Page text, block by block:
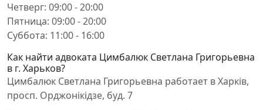
Четверг: 09:00 - 20:00
Пятница: 09:00 - 20:00
Суббота: 11:00 - 16:00
Как найти адвоката Цимбалюк Светлана Григорьевна
в г. Харьков?
Цимбалюк Светлана Григорьевна работает в Харків,
просп. Орджонікідзе, буд. 7